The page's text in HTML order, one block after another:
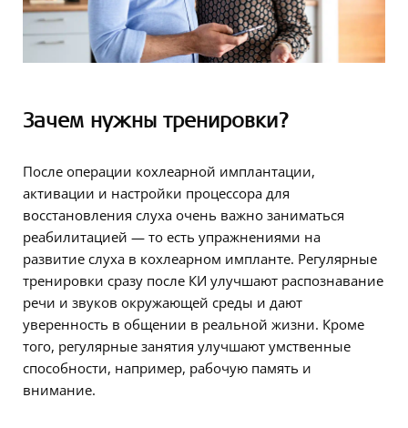
Зачем нужны тренировки?
После операции кохлеарной имплантации,
активации и настройки процессора для
восстановления слуха очень важно заниматься
реабилитацией — то есть упражнениями на
развитие слуха в кохлеарном импланте. Регулярные
тренировки сразу после КИ улучшают распознавание
речи и звуков окружающей среды и дают
уверенность в общении в реальной жизни. Кроме
того, регулярные занятия улучшают умственные
способности, например, рабочую память и
внимание.